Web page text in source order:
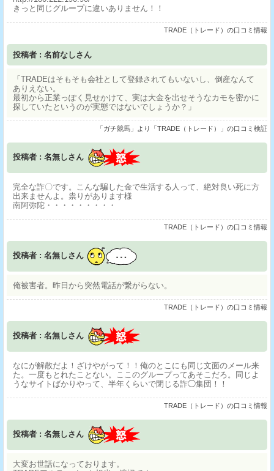
きっと同じグループに違いありません！！
TRADE（トレード）の口コミ情報
投稿者 : 名前なしさん
「TRADEはそもそも会社として登録されてもいないし、倒産なんて
ありえない。
最初から正業っぽく見せかけて、実は大金を出せそうなカモを密かに
探していたというのが実態ではないでしょうか？」
「ガチ競馬」より「TRADE（トレード）」の口コミ検証
投稿者 : 名無しさん
完全な詐〇です。こんな騙した金で生活する人って、絶対良い死に方
出来ませんよ。祟りがあります様
南阿弥陀・・・・・・・・・
TRADE（トレード）の口コミ情報
投稿者 : 名無しさん
俺被害者。昨日から突然電話が繋がらない。
TRADE（トレード）の口コミ情報
投稿者 : 名無しさん
なにが解散だよ！ざけやがって！！俺のとこにも同じ文面のメール来
た。一度もとれたことない。ここのグループってあそこだろ。同じよ
うなサイトばかりやって、半年くらいで閉じる詐◯集団！！
TRADE（トレード）の口コミ情報
投稿者 : 名無しさん
大変お世話になっております。